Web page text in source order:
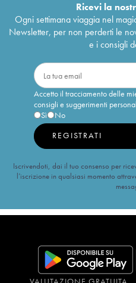
Ricevi la
Ogni settimana viaggia nel
Newsletter, per non perderti le
e i consigli
Accetto il tracciamento delle
consigli e suggerimenti
Sì
No
REGISTRATI
Iscrivendoti, dai il tuo consenso per
l’iscrizione in qualsiasi momento